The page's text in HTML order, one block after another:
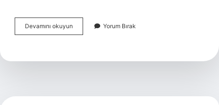
Devamını okuyun
burcu
nasıl
Yorum Bırak